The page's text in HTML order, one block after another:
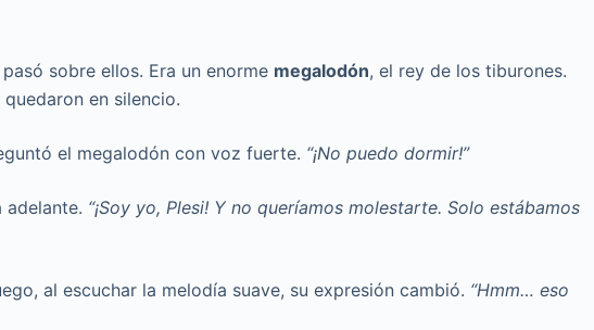
sobre ellos. Era un enorme megalodón, el rey de los tiburones.
en silencio.
el megalodón con voz fuerte. “¡No puedo dormir!”
adelante. “¡Soy yo, Plesi! Y no queríamos molestarte. Solo estábamos
al escuchar la melodía suave, su expresión cambió. “Hmm… eso